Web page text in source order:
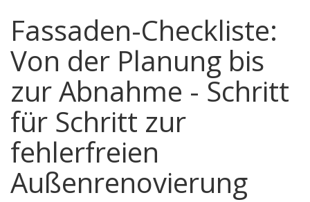
Fassaden-Checkliste:
Von der Planung bis
zur Abnahme - Schritt
für Schritt zur
fehlerfreien
Außenrenovierung